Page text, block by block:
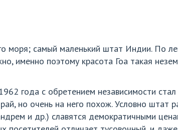
моря; самый маленький штат Индии. По
именно поэтому красота Гоа такая
года с обретением независимости
но очень на него похож. Условно штат
и др.) славятся демократичными